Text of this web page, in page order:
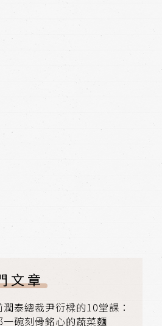
文章
潤泰總裁尹衍樑的10堂課：
一碗刻骨銘心的蔬菜麵